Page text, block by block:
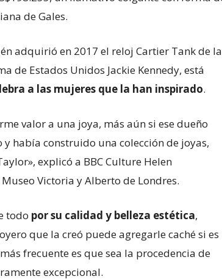
de Gales.
adquirió en 2017 el reloj Cartier Tank de la
de Estados Unidos Jackie Kennedy, está
a las mujeres que la han inspirado.
valor a una joya, más aún si ese dueño
había construido una colección de joyas,
explicó a BBC Culture Helen
Victoria y Alberto de Londres.
todo por su calidad y belleza estética,
que la creó puede agregarle caché si es
frecuente es que sea la procedencia de
excepcional.